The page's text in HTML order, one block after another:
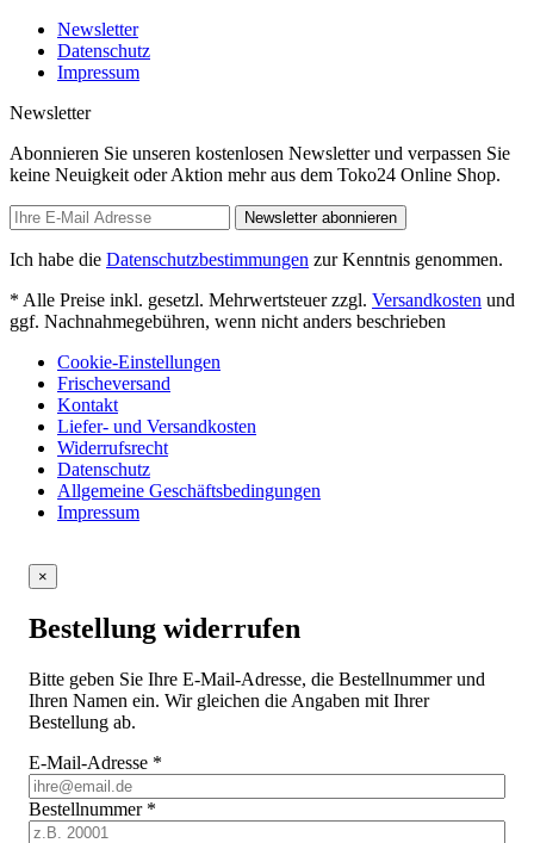
Newsletter
Datenschutz
Impressum
Newsletter
Abonnieren Sie unseren kostenlosen Newsletter und verpassen Sie
keine Neuigkeit oder Aktion mehr aus dem Toko24 Online Shop.
Newsletter abonnieren
Ich habe die Datenschutzbestimmungen zur Kenntnis genommen.
* Alle Preise inkl. gesetzl. Mehrwertsteuer zzgl. Versandkosten und
ggf. Nachnahmegebühren, wenn nicht anders beschrieben
Cookie-Einstellungen
Frischeversand
Kontakt
Liefer- und Versandkosten
Widerrufsrecht
Datenschutz
Allgemeine Geschäftsbedingungen
Impressum
×
Bestellung widerrufen
Bitte geben Sie Ihre E-Mail-Adresse, die Bestellnummer und
Ihren Namen ein. Wir gleichen die Angaben mit Ihrer
Bestellung ab.
E-Mail-Adresse *
Bestellnummer *